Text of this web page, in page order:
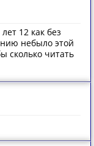
12 как без
небыло этой
сколько читать